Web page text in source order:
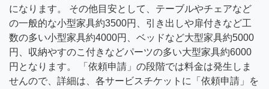
になります。 その他目安として、テーブルやチェアなど
の一般的な小型家具約3500円、引き出しや扉付きなど工
数の多い小型家具約4000円、ベッドなど大型家具約5000
円、収納やすのこ付きなどパーツの多い大型家具約6000
円となります。 「依頼申請」の段階では料金は発生しま
せんので、詳細は、各サービスチケットに「依頼申請」を